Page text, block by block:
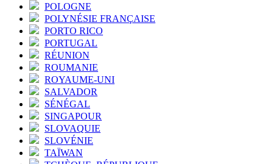
POLOGNE
POLYNÉSIE FRANÇAISE
PORTO RICO
PORTUGAL
RÉUNION
ROUMANIE
ROYAUME-UNI
SALVADOR
SÉNÉGAL
SINGAPOUR
SLOVAQUIE
SLOVÉNIE
TAÏWAN